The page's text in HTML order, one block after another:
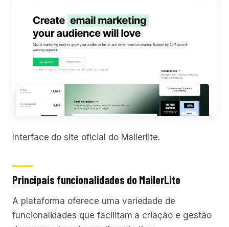
Interface do site oficial do Mailerlite.
Principais funcionalidades do MailerLite
A plataforma oferece uma variedade de
funcionalidades que facilitam a criação e gestão